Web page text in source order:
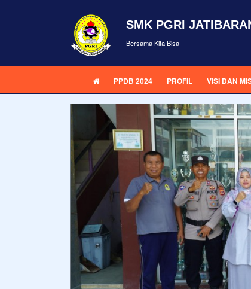
SMK PGRI
Bersama Kita Bisa
PPDB 2024 PROFIL VISI DAN